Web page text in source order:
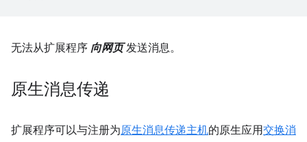
无法从扩展程序 向网页发送消息。
原生消息传递
扩展程序可以与注册为原生消息传递主机的原生应用交换消